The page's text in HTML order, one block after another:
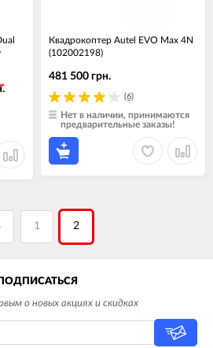
Квадрокоптер Autel EVO Max 4N
(102002198)
(6)
481 500 грн.
Нет в наличии, принимаются
предварительные заказы!
1 2
ПОДПИСАТЬСЯ
о новых акциях и скидках